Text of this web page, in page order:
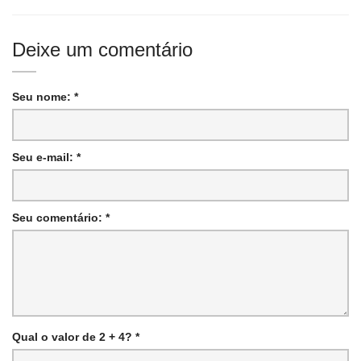
Deixe um comentário
Seu nome: *
Seu e-mail: *
Seu comentário: *
Qual o valor de 2 + 4? *